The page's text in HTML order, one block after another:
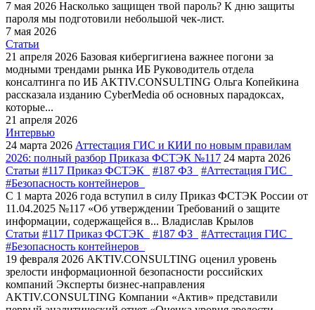
7 мая 2026 Насколько защищен твой пароль? К дню защиты
пароля мы подготовили небольшой чек-лист.
7 мая 2026
Статьи
21 апреля 2026 Базовая кибергигиена важнее погони за
модными трендами рынка ИБ Руководитель отдела
консалтинга по ИБ AKTIV.CONSULTING Ольга Копейкина
рассказала изданию CyberMedia об основных парадоксах,
которые...
21 апреля 2026
Интервью
24 марта 2026 Аттестация ГИС и КИИ по новым правилам
2026: полный разбор Приказа ФСТЭК №117 24 марта 2026
Статьи #117 Приказ ФСТЭК #187 ФЗ
#Аттестация ГИС
#Безопасность контейнеров
С 1 марта 2026 года вступил в силу Приказ ФСТЭК России от
11.04.2025 №117 «Об утверждении Требований о защите
информации, содержащейся в... Владислав Крылов
Статьи #117 Приказ ФСТЭК #187 ФЗ
#Аттестация ГИС
#Безопасность контейнеров
19 февраля 2026 AKTIV.CONSULTING оценил уровень
зрелости информационной безопасности российских
компаний Эксперты бизнес-направления
AKTIV.CONSULTING Компании «Актив» представили